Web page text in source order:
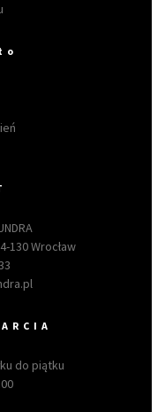
130 Wrocław
do piątku